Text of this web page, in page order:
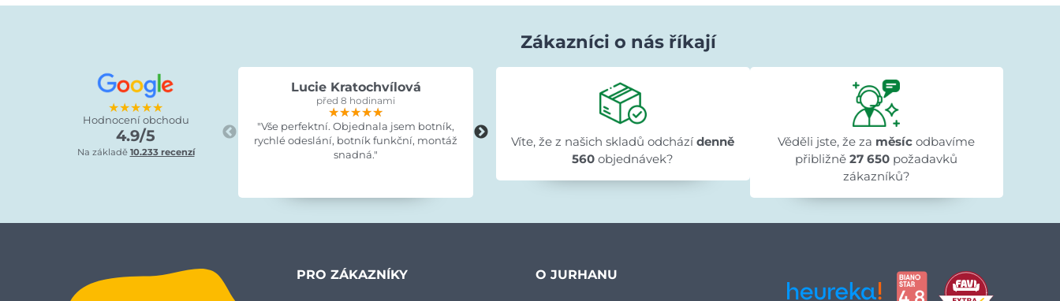
★★★★★
Hodnocení obchodu
4.9/5
Na základě 10.233 recenzí
Zákazníci o nás říkají
Lucie Kratochvílová
před 8 hodinami
★★★★★
★★★★★
★★★★★
"Vše perfektní. Objednala jsem botník,
rychlé odeslání, botník funkční, montáž
snadná."
Evka Hýlová
před 15 hodinami
★★★★★
★★★★★
★★★★★
"Rychlé,v pořádku."
Ivana Ježková
před 1 dnem
★★★★★
★★★★★
★★★★★
"Přehlednost stránek a rychlé dodání."
Víte, že z našich skladů odcházídenně
560 objednávek?
Věděli jste, že za měsíc odbavíme
přibližně27 650 požadavků
zákazníků?
PRO ZÁKAZNÍKY O JURHANU